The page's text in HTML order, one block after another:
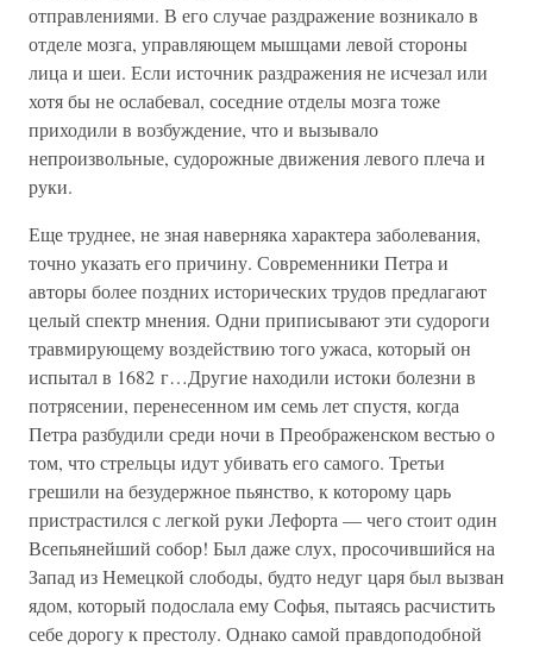
отправлениями. В его случае раздражение возникало в
отделе мозга, управляющем мышцами левой стороны
лица и шеи. Если источник раздражения не исчезал или
хотя бы не ослабевал, соседние отделы мозга тоже
приходили в возбуждение, что и вызывало
непроизвольные, судорожные движения левого плеча и
руки.
Еще труднее, не зная наверняка характера заболевания,
точно указать его причину. Современники Петра и
авторы более поздних исторических трудов предлагают
целый спектр мнения. Одни приписывают эти судороги
травмирующему воздействию того ужаса, который он
испытал в 1682 г…Другие находили истоки болезни в
потрясении, перенесенном им семь лет спустя, когда
Петра разбудили среди ночи в Преображенском вестью о
том, что стрельцы идут убивать его самого. Третьи
грешили на безудержное пьянство, к которому царь
пристрастился с легкой руки Лефорта — чего стоит один
Всепьянейший собор! Был даже слух, просочившийся на
Запад из Немецкой слободы, будто недуг царя был вызван
ядом, который подослала ему Софья, пытаясь расчистить
себе дорогу к престолу. Однако самой правдоподобной